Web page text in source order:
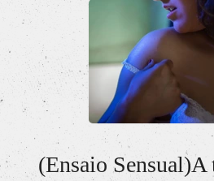
(Ensaio Sensual)A